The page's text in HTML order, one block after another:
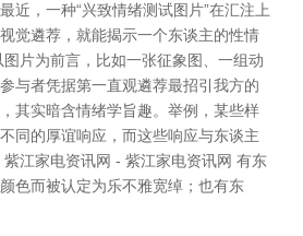
近，一种“兴致情绪测试图片”在汇注上
觉遴荐，就能揭示一个东谈主的性情
片为前言，比如一张征象图、一组动
与者凭据第一直观遴荐最招引我方的
其实暗含情绪学旨趣。举例，某些样
同的厚谊响应，而这些响应与东谈主
江家电资讯网 - 紫江家电资讯网 有东
色而被认定为乐不雅宽绰；也有东